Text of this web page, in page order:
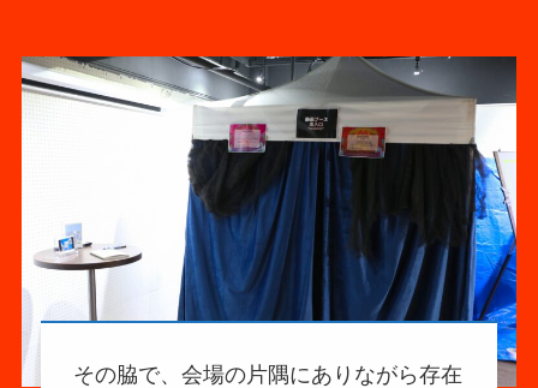
その脇で、会場の片隅にありながら存在